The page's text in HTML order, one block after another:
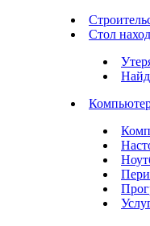
Стол